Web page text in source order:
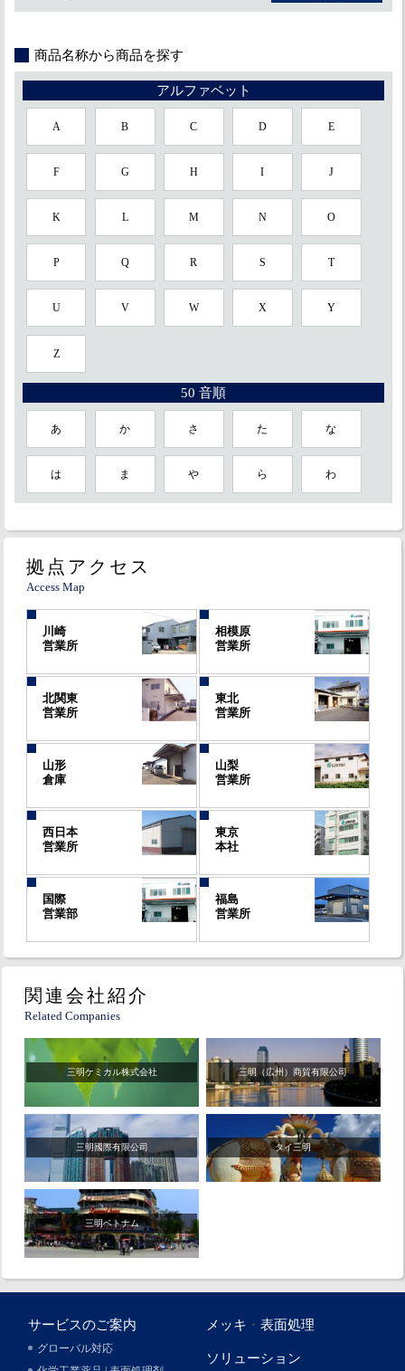
商品名称から商品を探す
アルファベット
A B C D E
F G H I J
K L M N O
P Q R S T
U V W X Y
Z
50 音順
あ か さ た な
は ま や ら わ
拠点アクセス
Access Map
川崎
営業所
相模原
営業所
北関東
営業所
東北
営業所
山形
倉庫
山梨
営業所
西日本
営業所
東京
本社
国際
営業部
福島
営業所
関連会社紹介
Related Companies
三明ケミカル株式会社 三明（広州）商貿有限公司
三明國際有限公司 タイ三明
三明ベトナム
メッキ ・表面処理
サービスのご案内
グローバル対応
ソリューション